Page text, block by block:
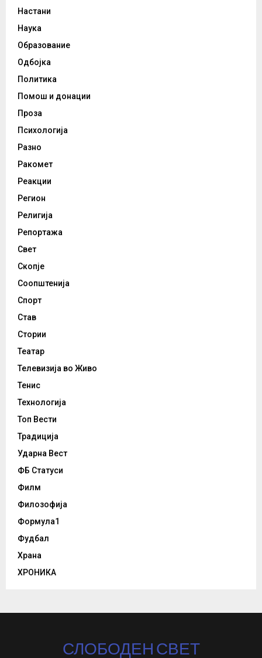
Настани
Наука
Образование
Одбојка
Политика
Помош и донации
Проза
Психологија
Разно
Ракомет
Реакции
Регион
Религија
Репортажа
Свет
Скопје
Соопштенија
Спорт
Став
Стории
Театар
Телевизија во Живо
Тенис
Технологија
Топ Вести
Традиција
Ударна Вест
ФБ Статуси
Филм
Филозофија
Формула1
Фудбал
Храна
ХРОНИКА
СЛОБОДЕН СВЕТ